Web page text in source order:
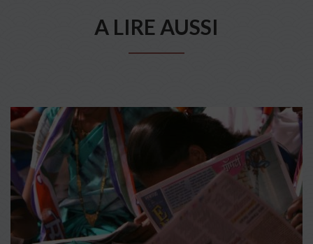
A LIRE AUSSI